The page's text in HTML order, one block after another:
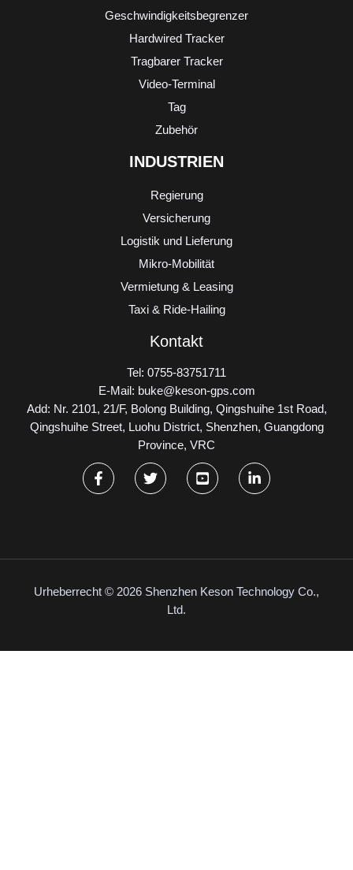
Geschwindigkeitsbegrenzer
Hardwired Tracker
Tragbarer Tracker
Video-Terminal
Tag
Zubehör
INDUSTRIEN
Regierung
Versicherung
Logistik und Lieferung
Mikro-Mobilität
Vermietung & Leasing
Taxi & Ride-Hailing
Kontakt
Tel: 0755-83751711
E-Mail: buke@keson-gps.com
Add: Nr. 2101, 21/F, Bolong Building, Qingshuihe 1st Road,
Qingshuihe Street, Luohu District, Shenzhen, Guangdong
Province, VRC
Urheberrecht © 2026 Shenzhen Keson Technology Co.,
Ltd.